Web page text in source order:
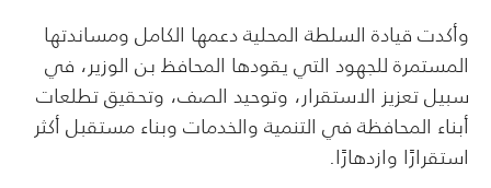
وأكدت قيادة السلطة المحلية دعمها الكامل ومساندتها
المستمرة للجهود التي يقودها المحافظ بن الوزير، في
سبيل تعزيز الاستقرار، وتوحيد الصف، وتحقيق تطلعات
أبناء المحافظة في التنمية والخدمات وبناء مستقبل أكثر
استقرارًا وازدهارًا.